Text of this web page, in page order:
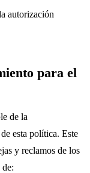
autorización
para el
de la
esta política. Este
y reclamos de los